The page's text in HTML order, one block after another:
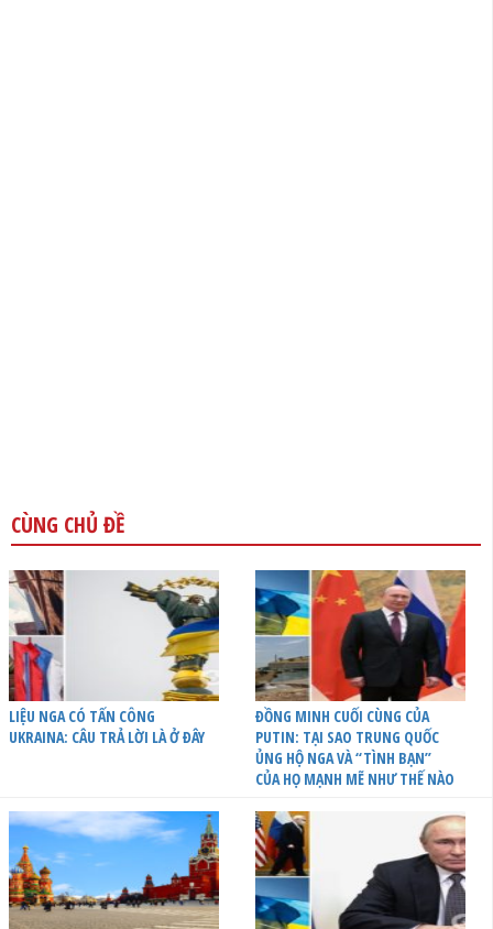
CÙNG CHỦ ĐỀ
LIỆU NGA CÓ TẤN CÔNG
UKRAINA: CÂU TRẢ LỜI LÀ Ở ĐÂY
ĐỒNG MINH CUỐI CÙNG CỦA
PUTIN: TẠI SAO TRUNG QUỐC
ỦNG HỘ NGA VÀ “TÌNH BẠN”
CỦA HỌ MẠNH MẼ NHƯ THẾ NÀO